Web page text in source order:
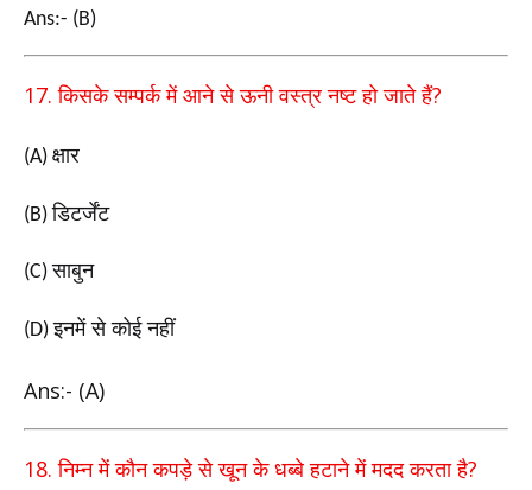
Ans:- (B)
17.किसके सम्पर्क में आने से ऊनी वस्त्र नष्ट हो जाते हैं?
(A) क्षार
(B)डिटर्जेंट
(C)साबुन
(D)इनमें से कोई नहीं
Ans:- (A)
18.निम्न में कौन कपड़े से खून के धब्बे हटाने में मदद करता है?